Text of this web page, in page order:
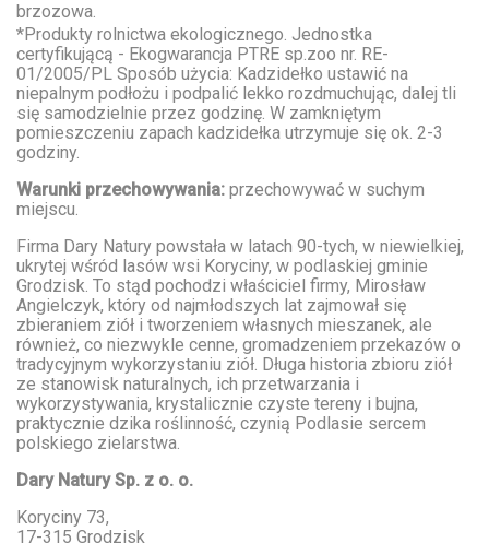
brzozowa.
*Produkty rolnictwa ekologicznego. Jednostka
certyfikującą - Ekogwarancja PTRE sp.zoo nr. RE-
01/2005/PL Sposób użycia: Kadzidełko ustawić na
niepalnym podłożu i podpalić lekko rozdmuchując, dalej tli
się samodzielnie przez godzinę. W zamkniętym
pomieszczeniu zapach kadzidełka utrzymuje się ok. 2-3
godziny.
Warunki przechowywania: przechowywać w suchym
miejscu.
Firma Dary Natury powstała w latach 90-tych, w niewielkiej,
ukrytej wśród lasów wsi Koryciny, w podlaskiej gminie
Grodzisk. To stąd pochodzi właściciel firmy, Mirosław
Angielczyk, który od najmłodszych lat zajmował się
zbieraniem ziół i tworzeniem własnych mieszanek, ale
również, co niezwykle cenne, gromadzeniem przekazów o
tradycyjnym wykorzystaniu ziół. Długa historia zbioru ziół
ze stanowisk naturalnych, ich przetwarzania i
wykorzystywania, krystalicznie czyste tereny i bujna,
praktycznie dzika roślinność, czynią Podlasie sercem
polskiego zielarstwa.
Dary Natury Sp. z o. o.
Koryciny 73,
17-315 Grodzisk